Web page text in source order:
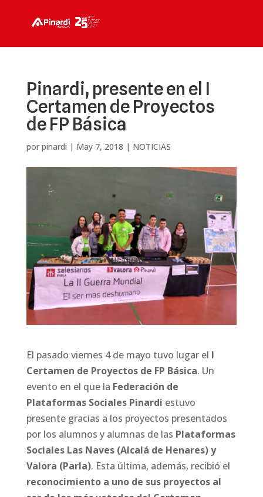
Pinardi, presente en el I
Certamen de Proyectos
de FP Básica
por pinardi | May 7, 2018 | NOTICIAS
El pasado viernes 4 de mayo tuvo lugar el I
Certamen de Proyectos de FP Básica. Un
evento en el que la Federación de
Plataformas Sociales Pinardi estuvo
presente gracias a los proyectos presentados
por los alumnos y alumnas de las Plataformas
Sociales Las Naves (Alcalá de Henares) y
Valora (Parla). Esta última, además, recibió el
reconocimiento a uno de sus proyectos al